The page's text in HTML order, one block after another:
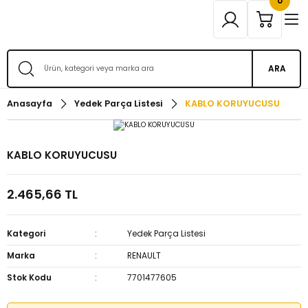
ARA
Anasayfa Yedek Parça Listesi KABLO KORUYUCUSU
KABLO KORUYUCUSU
2.465,66 TL
Kategori
Yedek Parça Listesi
Marka
RENAULT
Stok Kodu
7701477605